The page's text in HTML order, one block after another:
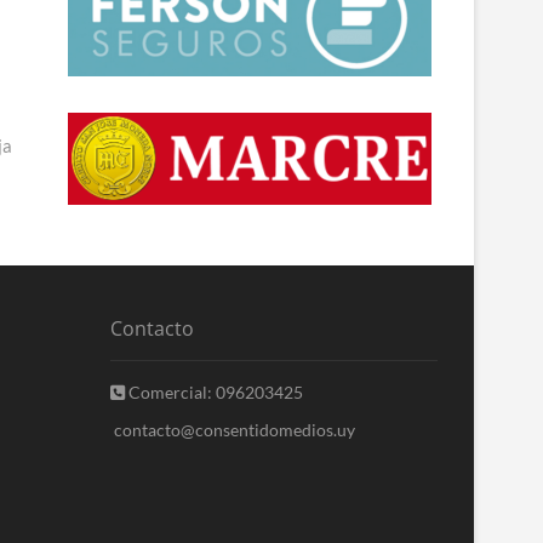
Contacto
Comercial: 096203425
contacto@consentidomedios.uy